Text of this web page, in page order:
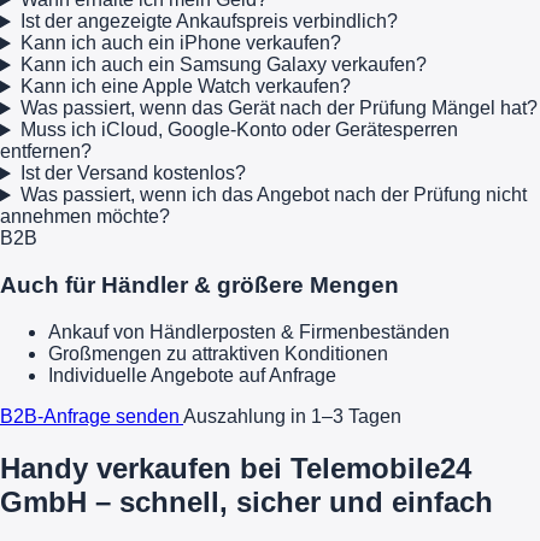
Ist der angezeigte Ankaufspreis verbindlich?
Kann ich auch ein iPhone verkaufen?
Kann ich auch ein Samsung Galaxy verkaufen?
Kann ich eine Apple Watch verkaufen?
Was passiert, wenn das Gerät nach der Prüfung Mängel hat?
Muss ich iCloud, Google-Konto oder Gerätesperren
entfernen?
Ist der Versand kostenlos?
Was passiert, wenn ich das Angebot nach der Prüfung nicht
annehmen möchte?
B2B
Auch für Händler & größere Mengen
Ankauf von Händlerposten & Firmenbeständen
Großmengen zu attraktiven Konditionen
Individuelle Angebote auf Anfrage
B2B-Anfrage senden Auszahlung in 1–3 Tagen
Handy verkaufen bei Telemobile24
GmbH – schnell, sicher und einfach